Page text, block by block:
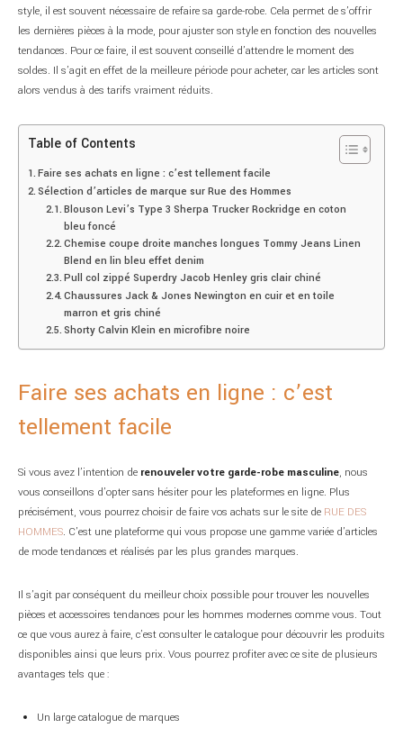
style, il est souvent nécessaire de refaire sa garde-robe. Cela permet de s’offrir
les dernières pièces à la mode, pour ajuster son style en fonction des nouvelles
tendances. Pour ce faire, il est souvent conseillé d’attendre le moment des
soldes. Il s’agit en effet de la meilleure période pour acheter, car les articles sont
alors vendus à des tarifs vraiment réduits.
Table of Contents
Faire ses achats en ligne : c’est tellement facile
Sélection d’articles de marque sur Rue des Hommes
Blouson Levi’s Type 3 Sherpa Trucker Rockridge en coton
bleu foncé
Chemise coupe droite manches longues Tommy Jeans Linen
Blend en lin bleu effet denim
Pull col zippé Superdry Jacob Henley gris clair chiné
Chaussures Jack & Jones Newington en cuir et en toile
marron et gris chiné
Shorty Calvin Klein en microfibre noire
Faire ses achats en ligne : c’est
tellement facile
Si vous avez l’intention de renouveler votre garde-robe masculine, nous
vous conseillons d’opter sans hésiter pour les plateformes en ligne. Plus
précisément, vous pourrez choisir de faire vos achats sur le site de RUE DES
HOMMES. C’est une plateforme qui vous propose une gamme variée d’articles
de mode tendances et réalisés par les plus grandes marques.
Il s’agit par conséquent du meilleur choix possible pour trouver les nouvelles
pièces et accessoires tendances pour les hommes modernes comme vous. Tout
ce que vous aurez à faire, c’est consulter le catalogue pour découvrir les produits
disponibles ainsi que leurs prix. Vous pourrez profiter avec ce site de plusieurs
avantages tels que :
Un large catalogue de marques